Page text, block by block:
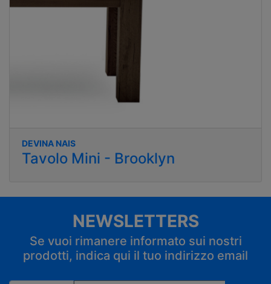
DEVINA NAIS
Tavolo Mini - Brooklyn
NEWSLETTERS
Se vuoi rimanere informato sui nostri
prodotti, indica qui il tuo indirizzo email